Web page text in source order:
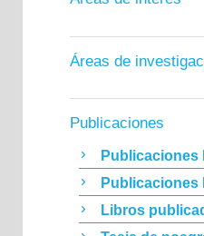
Áreas de
Publicaciones
Publicaciones
Publicaciones
Libros